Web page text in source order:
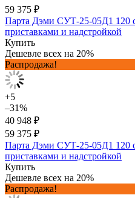
59 375 ₽
Парта Дэми СУТ-25-05Д1 120
приставками и надстройкой
Купить
Дешевле всех на 20%
Распродажа!
+5
–31%
40 948 ₽
59 375 ₽
Парта Дэми СУТ-25-05Д1 120
приставками и надстройкой
Купить
Дешевле всех на 20%
Распродажа!